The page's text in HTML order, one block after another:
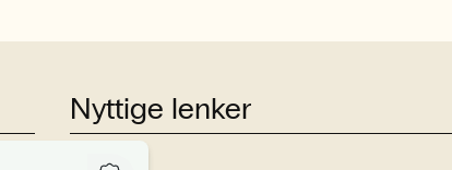
Nyttige lenker